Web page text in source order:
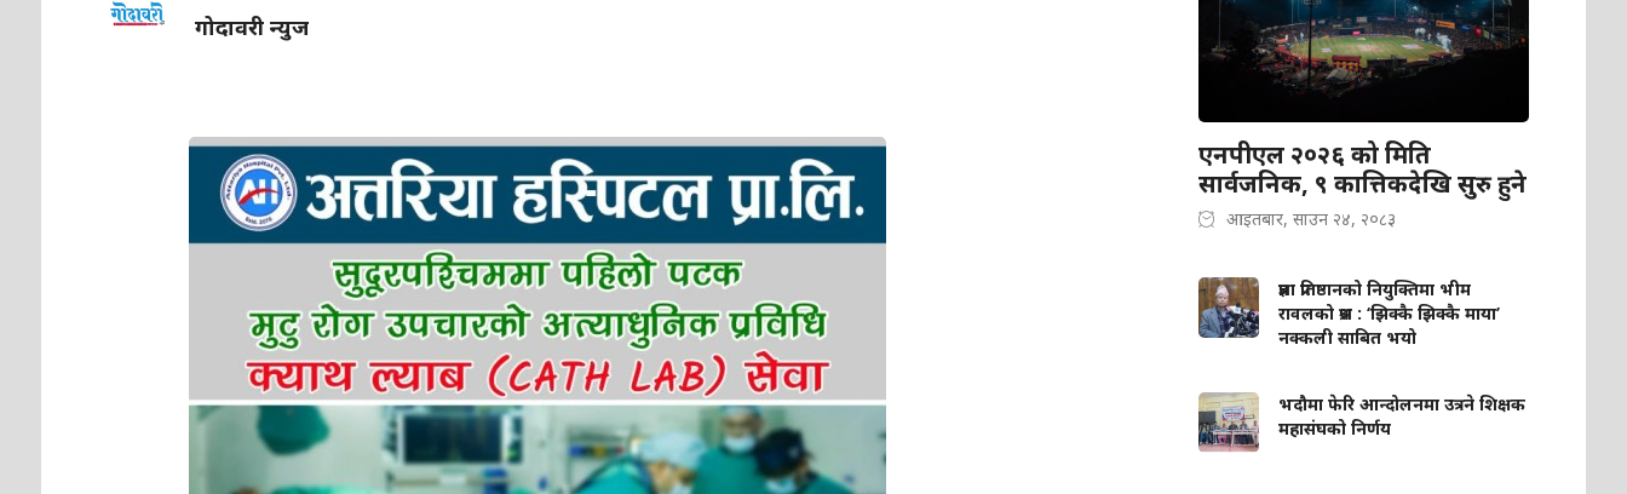
गोदावरी न्युज
एनपीएल २०२६ को मिति
सार्वजनिक, ९ कात्तिकदेखि सुरु हुने
आइतबार, साउन २४, २०८३
प्रज्ञा प्रतिष्ठानको नियुक्तिमा भीम
रावलको प्रश्न : ‘झिक्कै झिक्कै माया’
नक्कली साबित भयो
भदौमा फेरि आन्दोलनमा उत्रने शिक्षक
महासंघको निर्णय